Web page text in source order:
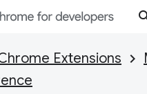
Extensions